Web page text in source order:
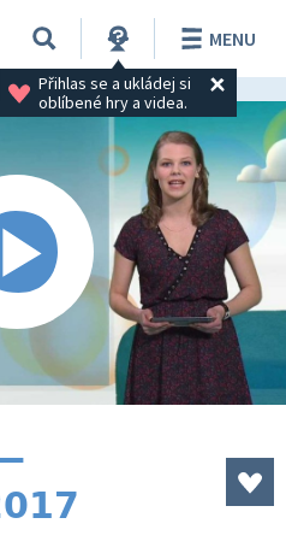
Přihlas se a ukládej si
oblíbené hry a videa.
MENU